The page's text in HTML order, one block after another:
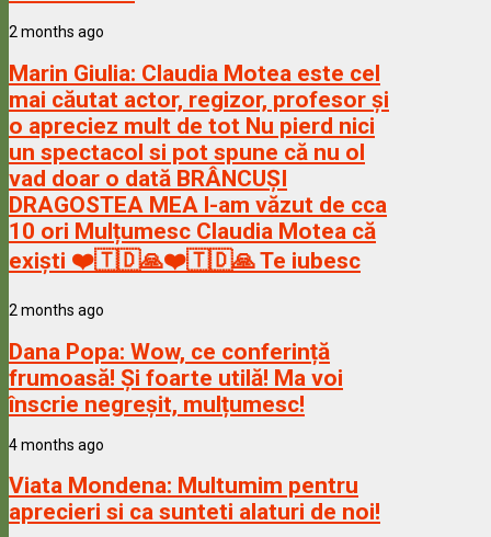
2 months ago
Marin Giulia: Claudia Motea este cel
mai căutat actor, regizor, profesor și
o apreciez mult de tot Nu pierd nici
un spectacol si pot spune că nu ol
vad doar o dată BRÂNCUȘI
DRAGOSTEA MEA l-am văzut de cca
10 ori Mulțumesc Claudia Motea că
exiști ❤️🇹🇩🙏❤️🇹🇩🙏 Te iubesc
2 months ago
Dana Popa: Wow, ce conferință
frumoasă! Și foarte utilă! Ma voi
înscrie negreșit, mulțumesc!
4 months ago
Viata Mondena: Multumim pentru
aprecieri si ca sunteti alaturi de noi!